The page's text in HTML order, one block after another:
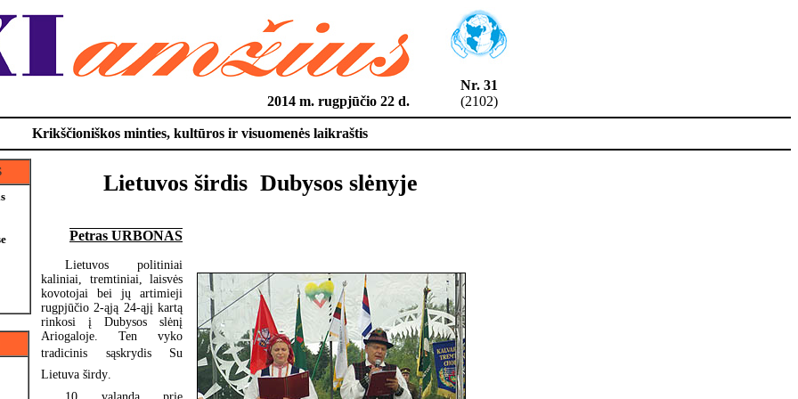
2014 m. rugpjūčio 22 d.
Nr. 31
(2102)
Krikščioniškos minties, kultūros ir visuomenės laikraštis
Lietuvos širdis  Dubysos slėnyje
Petras URBONAS
Lietuvos politiniai
kaliniai, tremtiniai, laisvės
kovotojai bei jų artimieji
rugpjūčio 2-ąją 24-ąjį kartą
rinkosi į Dubysos slėnį
Ariogaloje. Ten vyko
tradicinis sąskrydis Su
Lietuva širdy.